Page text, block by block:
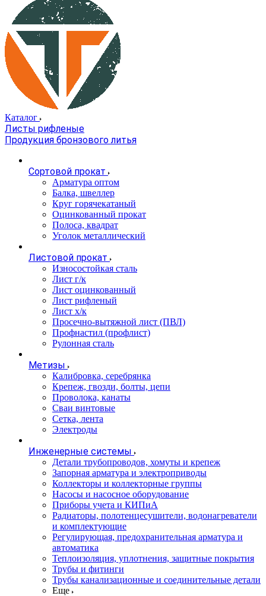
Каталог
Листы рифленые
Продукция бронзового литья
Сортовой прокат
Арматура оптом
Балка, швеллер
Круг горячекатаный
Оцинкованный прокат
Полоса, квадрат
Уголок металлический
Листовой прокат
Износостойкая сталь
Лист г/к
Лист оцинкованный
Лист рифленый
Лист х/к
Просечно-вытяжной лист (ПВЛ)
Профнастил (профлист)
Рулонная сталь
Метизы
Калибровка, серебрянка
Крепеж, гвозди, болты, цепи
Проволока, канаты
Сваи винтовые
Сетка, лента
Электроды
Инженерные системы
Детали трубопроводов, хомуты и крепеж
Запорная арматура и электроприводы
Коллекторы и коллекторные группы
Насосы и насосное оборудование
Приборы учета и КИПиА
Радиаторы, полотенцесушители, водонагреватели
и комплектующие
Регулирующая, предохранительная арматура и
автоматика
Теплоизоляция, уплотнения, защитные покрытия
Трубы и фитинги
Трубы канализационные и соединительные детали
Еще